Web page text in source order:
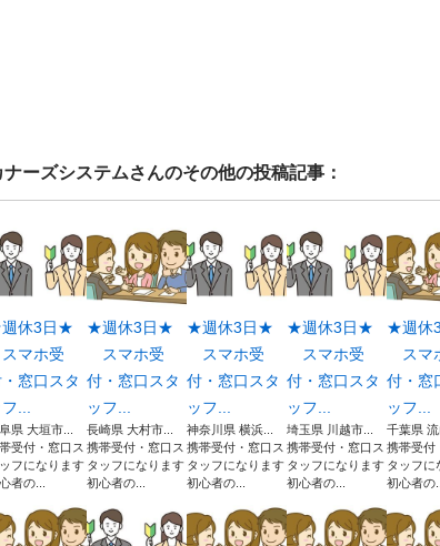
ナーズシステムさんのその他の投稿記事：
休3日★
マホ受
窓口スタ
...
県 大垣市...
受付・窓口ス
フになります
者の...
★週休3日★
スマホ受
付・窓口スタ
ッフ...
長崎県 大村市...
携帯受付・窓口ス
タッフになります
初心者の...
★週休3日★
スマホ受
付・窓口スタ
ッフ...
神奈川県 横浜...
携帯受付・窓口ス
タッフになります
初心者の...
★週休3日★
スマホ受
付・窓口スタ
ッフ...
埼玉県 川越市...
携帯受付・窓口ス
タッフになります
初心者の...
★週休
スマ
付・窓
ッフ...
千葉県 流
携帯受付
タッフに
初心者の...